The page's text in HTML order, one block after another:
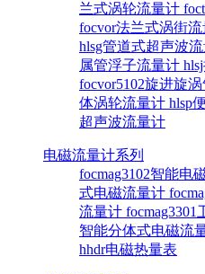
兰式涡轮流量计
focvor法兰式涡街
hlsg管道式超声波
属管浮子流量计
focvor5102旋进旋
体涡轮流量计 hlsp
超声波流量计
电磁流量计系列
focmag3102智能电
式电磁流量计
流量计
智能分体式电磁流
hhdr电磁热量表